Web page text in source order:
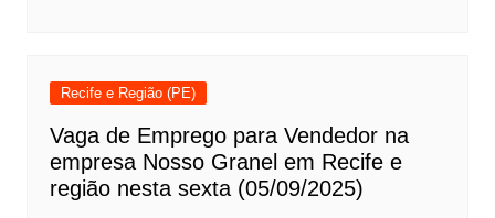
Recife e Região (PE)
Vaga de Emprego para Vendedor na
empresa Nosso Granel em Recife e
região nesta sexta (05/09/2025)